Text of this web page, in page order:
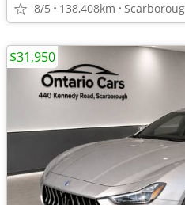
8/5 138,408km
$31,950